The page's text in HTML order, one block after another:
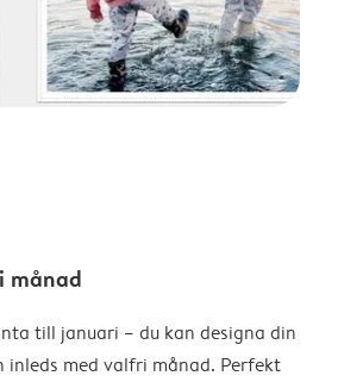
månad
till januari – du kan designa din
inleds med valfri månad. Perfekt